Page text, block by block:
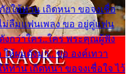
ให้ท่าน เถิดหนา ขอจงเชื่อ
ม่ลืมแฟนเพลง ขอ อยู่คู่แฟน
งกว่าใคร..ใคร พระคุณผู้ฟัง
ห้ผมดังมา.. ขอ องค์เทวา
าน เถิดหนา ขอจงเชื่อใจ ไว้